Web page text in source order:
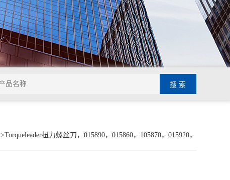
>Torqueleader扭力螺丝刀，015890，015860，105870，015920，